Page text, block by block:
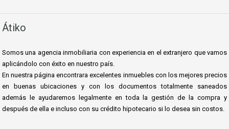
Átiko
Somos una agencia inmobiliaria con experiencia en el extranjero que vamos
aplicándolo con éxito en nuestro país.
En nuestra página encontrara excelentes inmuebles con los mejores precios
en buenas ubicaciones y con los documentos totalmente saneados
además le ayudaremos legalmente en toda la gestión de la compra y
después de ella e incluso con su crédito hipotecario si lo desea sin costos.